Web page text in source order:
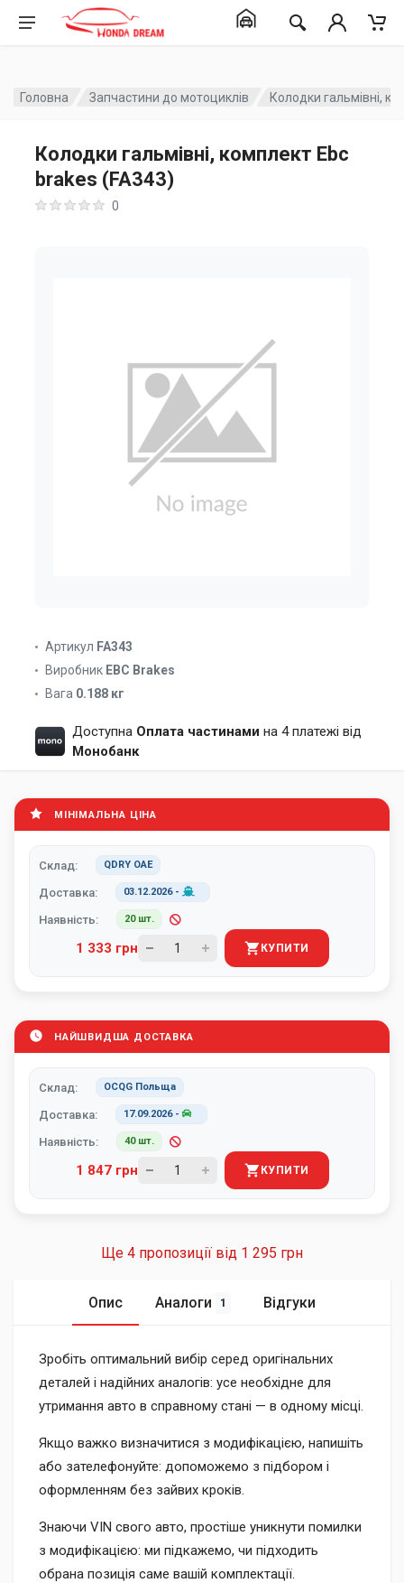
Головна Запчастини до мотоциклів Колодки гальмівні,
Колодки гальмівні, комплект Ebc
brakes (FA343)
0
Артикул FA343
Виробник EBC Brakes
Вага 0.188 кг
Доступна Оплата частинами на 4 платежі від
Монобанк
МІНІМАЛЬНА ЦІНА
Склад: QDRY ОАЕ
Доставка: 03.12.2026-
Наявність: 20 шт.
1 333 грн КУПИТИ
НАЙШВИДША ДОСТАВКА
Склад: OCQG Польща
Доставка: 17.09.2026-
Наявність: 40 шт.
1 847 грн КУПИТИ
Ще 4 пропозиції від 1 295 грн
Опис Аналоги 1 Відгуки
Зробіть оптимальний вибір серед оригінальних
деталей і надійних аналогів: усе необхідне для
утримання авто в справному стані — в одному місці.
Якщо важко визначитися з модифікацією, напишіть
або зателефонуйте: допоможемо з підбором і
оформленням без зайвих кроків.
Знаючи VIN свого авто, простіше уникнути помилки
з модифікацією: ми підкажемо, чи підходить
обрана позиція саме вашій комплектації.